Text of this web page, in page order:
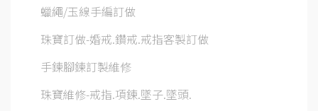
蠟繩/玉線手編訂做
珠寶訂做-婚戒.鑽戒.戒指客製訂做
手鍊腳鍊訂製維修
珠寶維修-戒指.項鍊.墜子.墜頭.